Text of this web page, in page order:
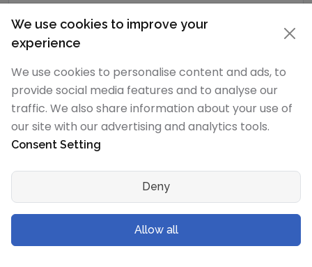
Joule/kilogram
Joule/kilogram को Exagray में बदलें
Joule/kilogram को Petagray में बदलें
Joule/kilogram को Teragray में बदलें
Joule/kilogram को Gigagray में बदलें
Joule/kilogram को Megagray में बदलें
Joule/kilogram को Joule/milligram में बदलें
Joule/kilogram को Joule/centigram में बदलें
Joule/kilogram को Kilogray में बदलें
We use cookies to improve your
experience
We use cookies to personalise content and ads, to
provide social media features and to analyse our
traffic. We also share information about your use of
our site with our advertising and analytics tools.
Consent Setting
Deny
Allow all